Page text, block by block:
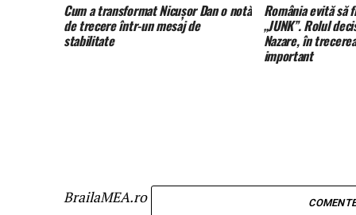
BrailaMEA.ro
Cum a transformat Nicușor Dan o notă
de trecere într-un mesaj de
stabilitate
România evită să
„JUNK”. Rolul
Nazare, în
important